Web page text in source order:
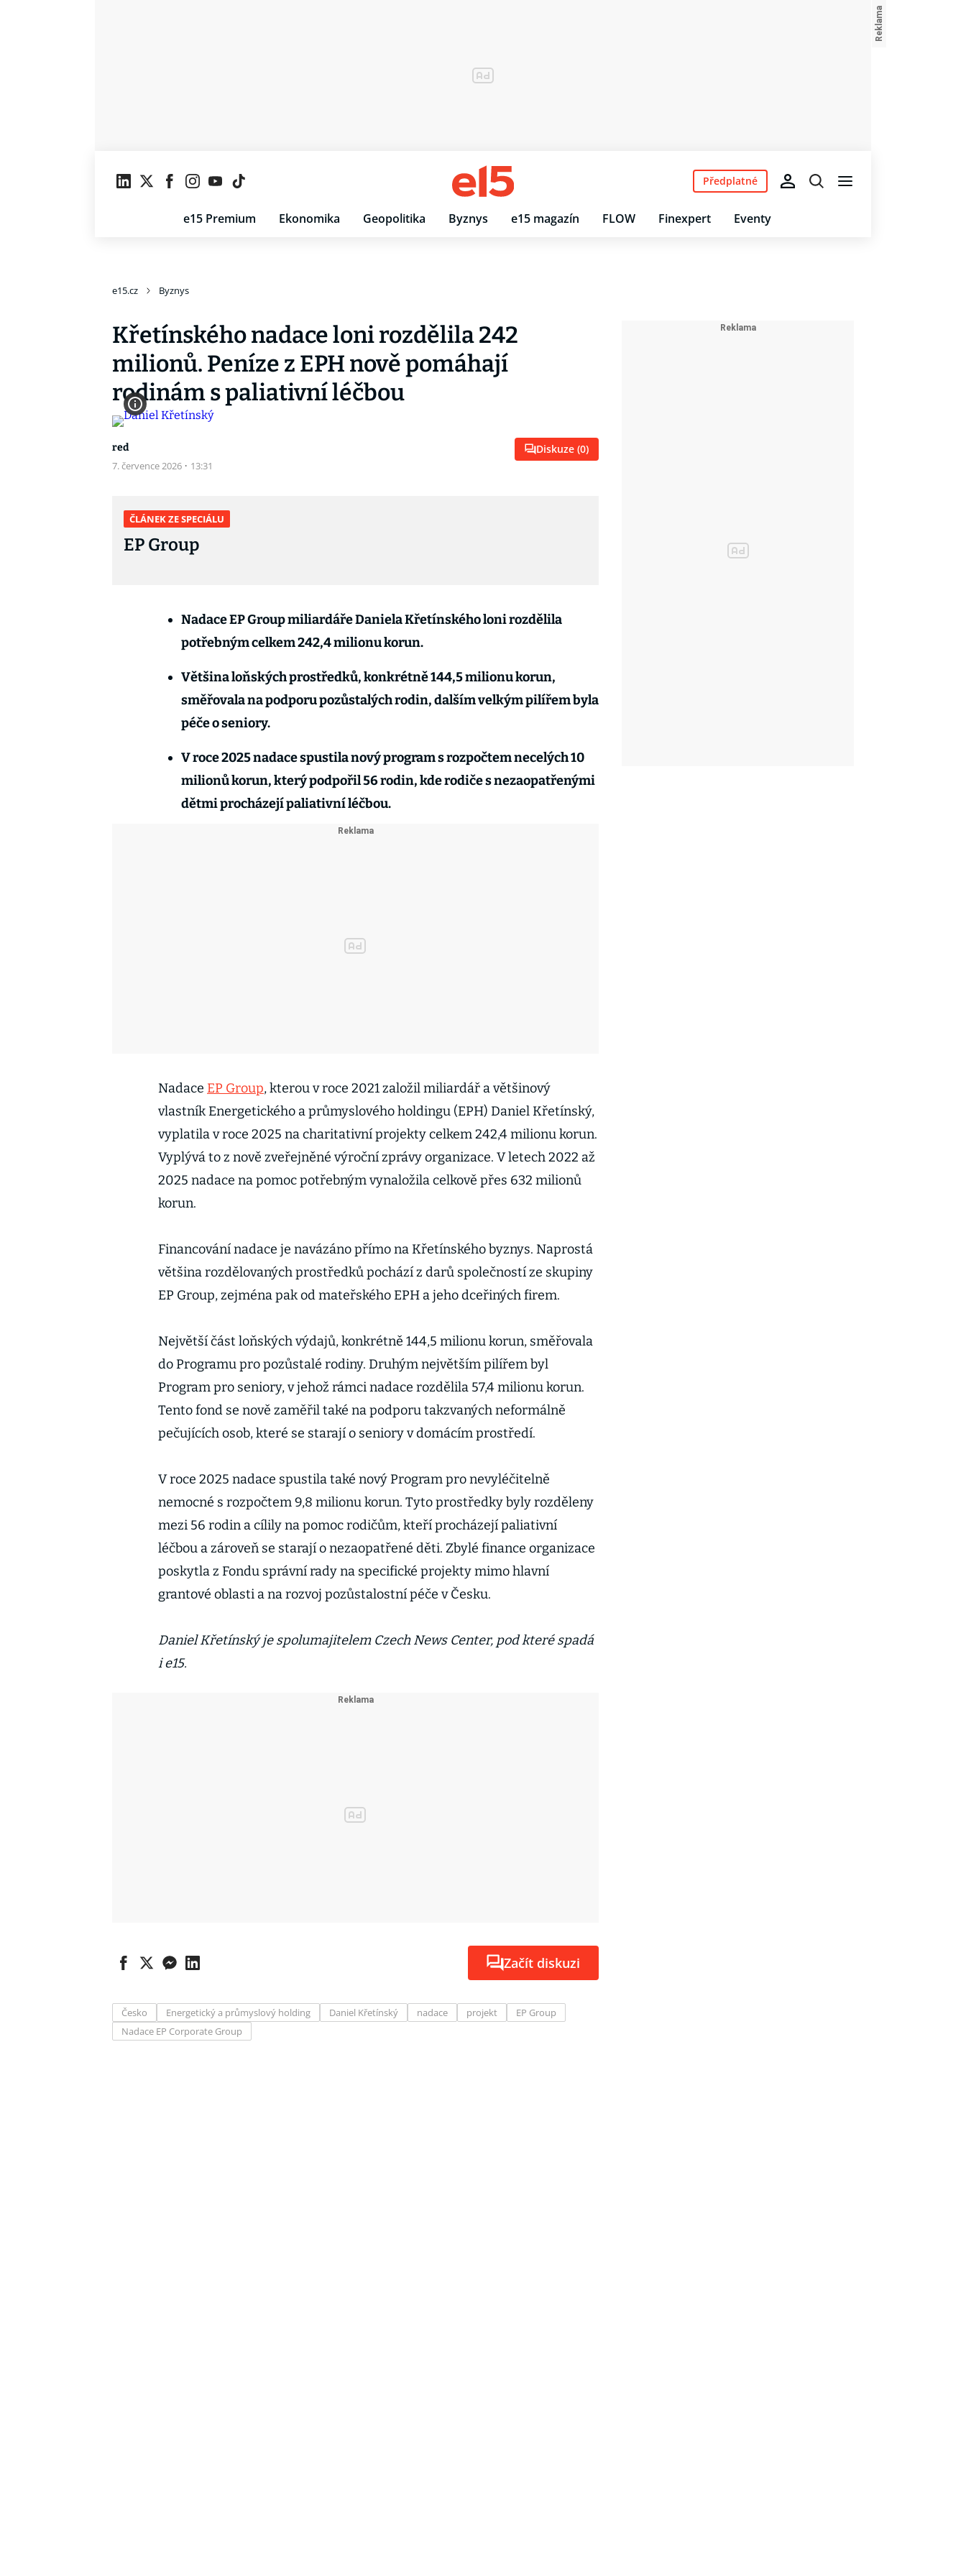
e15 Premium Ekonomika Geopolitika Byznys e15 magazín FLOW Finexpert Eventy
Předplatné
e15.cz Byznys
Křetínského nadace loni rozdělila 242
milionů. Peníze z EPH nově pomáhají
rodinám s paliativní léčbou
red
7. července 2026 · 13:31
Diskuze (0)
ČLÁNEK ZE SPECIÁLU
EP Group
Nadace EP Group miliardáře Daniela Křetínského loni rozdělila
potřebným celkem 242,4 milionu korun.
Většina loňských prostředků, konkrétně 144,5 milionu korun,
směřovala na podporu pozůstalých rodin, dalším velkým pilířem byla
péče o seniory.
V roce 2025 nadace spustila nový program s rozpočtem necelých 10
milionů korun, který podpořil 56 rodin, kde rodiče s nezaopatřenými
dětmi procházejí paliativní léčbou.
Nadace EP Group, kterou v roce 2021 založil miliardář a většinový
vlastník Energetického a průmyslového holdingu (EPH) Daniel Křetínský,
vyplatila v roce 2025 na charitativní projekty celkem 242,4 milionu korun.
Vyplývá to z nově zveřejněné výroční zprávy organizace. V letech 2022 až
2025 nadace na pomoc potřebným vynaložila celkově přes 632 milionů
korun.
Financování nadace je navázáno přímo na Křetínského byznys. Naprostá
většina rozdělovaných prostředků pochází z darů společností ze skupiny
EP Group, zejména pak od mateřského EPH a jeho dceřiných firem.
Největší část loňských výdajů, konkrétně 144,5 milionu korun, směřovala
do Programu pro pozůstalé rodiny. Druhým největším pilířem byl
Program pro seniory, v jehož rámci nadace rozdělila 57,4 milionu korun.
Tento fond se nově zaměřil také na podporu takzvaných neformálně
pečujících osob, které se starají o seniory v domácím prostředí.
V roce 2025 nadace spustila také nový Program pro nevyléčitelně
nemocné s rozpočtem 9,8 milionu korun. Tyto prostředky byly rozděleny
mezi 56 rodin a cílily na pomoc rodičům, kteří procházejí paliativní
léčbou a zároveň se starají o nezaopatřené děti. Zbylé finance organizace
poskytla z Fondu správní rady na specifické projekty mimo hlavní
grantové oblasti a na rozvoj pozůstalostní péče v Česku.
Daniel Křetínský je spolumajitelem Czech News Center, pod které spadá
i e15.
Začít diskuzi
Česko Energetický a průmyslový holding Daniel Křetínský nadace projekt
EP Group
Nadace EP Corporate Group